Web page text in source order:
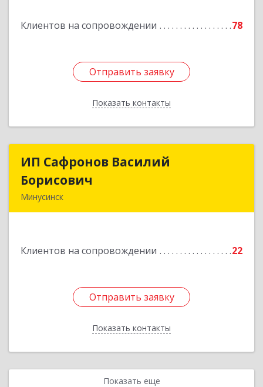
Клиентов на сопровождении 78
Отправить заявку
Показать контакты
Отправить заявку
Назад
ИП Сафронов Василий
Борисович
Минусинск
Клиентов на сопровождении 22
Отправить заявку
Показать контакты
ИП Сафронов Василий
Подробнее
Отправить заявку
Назад
Показать еще